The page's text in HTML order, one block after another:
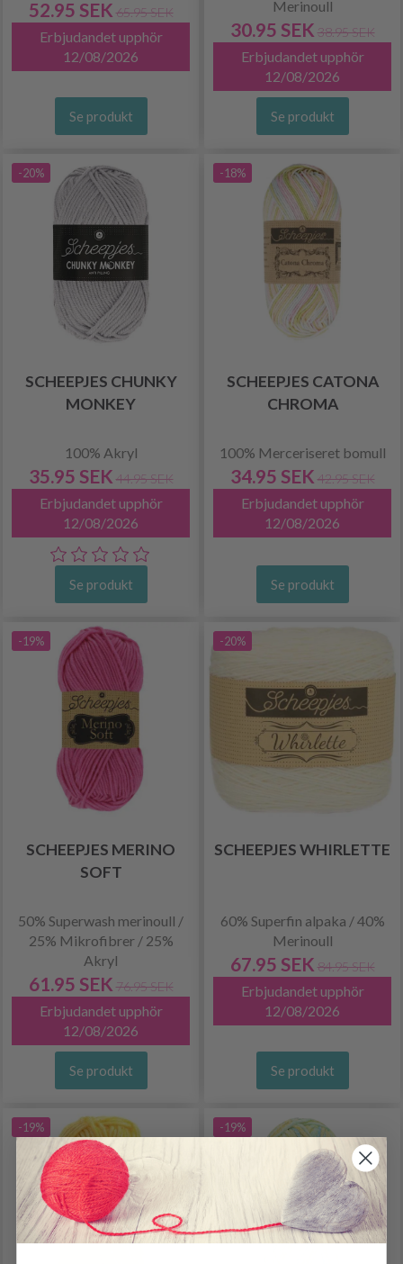
52.95 SEK 65.95 SEK
Erbjudandet upphör
12/08/2026
Se produkt
Merinoull
30.95 SEK 38.95 SEK
Erbjudandet upphör
12/08/2026
Se produkt
-20%
SCHEEPJES CHUNKY
MONKEY
100% Akryl
35.95 SEK 44.95 SEK
Erbjudandet upphör
12/08/2026
Se produkt
-18%
SCHEEPJES CATONA
CHROMA
100% Merceriseret bomull
34.95 SEK 42.95 SEK
Erbjudandet upphör
12/08/2026
Se produkt
-19%
SCHEEPJES MERINO
SOFT
50% Superwash merinoull /
25% Mikrofibrer / 25%
Akryl
61.95 SEK 76.95 SEK
Erbjudandet upphör
12/08/2026
Se produkt
-20%
SCHEEPJES WHIRLETTE
60% Superfin alpaka / 40%
Merinoull
67.95 SEK 84.95 SEK
Erbjudandet upphör
12/08/2026
Se produkt
-19% -19%